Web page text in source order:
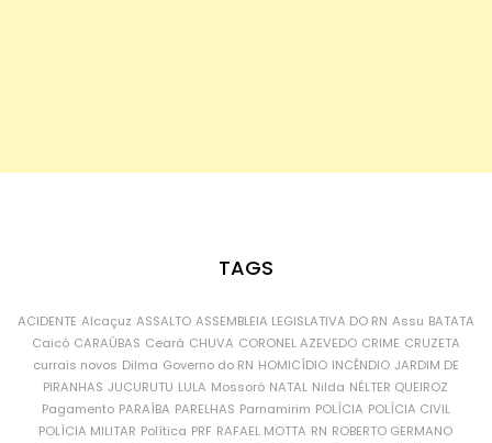
TAGS
ACIDENTE Alcaçuz ASSALTO ASSEMBLEIA LEGISLATIVA DO RN Assu BATATA
Caicó CARAÚBAS Ceará CHUVA CORONEL AZEVEDO CRIME CRUZETA
currais novos Dilma Governo do RN HOMICÍDIO INCÊNDIO JARDIM DE
PIRANHAS JUCURUTU LULA Mossoró NATAL Nilda NÉLTER QUEIROZ
Pagamento PARAÍBA PARELHAS Parnamirim POLÍCIA POLÍCIA CIVIL
POLÍCIA MILITAR Política PRF RAFAEL MOTTA RN ROBERTO GERMANO